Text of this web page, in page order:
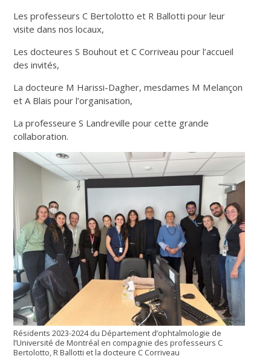
Les professeurs C Bertolotto et R Ballotti pour leur
visite dans nos locaux,
Les docteures S Bouhout et C Corriveau pour l’accueil
des invités,
La docteure M Harissi-Dagher, mesdames M Melançon
et A Blais pour l’organisation,
La professeure S Landreville pour cette grande
collaboration.
Résidents 2023-2024 du Département d’ophtalmologie de
l’Université de Montréal en compagnie des professeurs C
Bertolotto, R Ballotti et la docteure C Corriveau